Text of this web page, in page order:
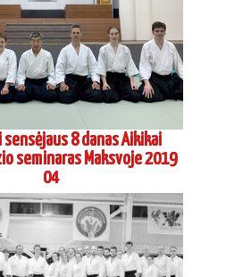
sensėjaus 8 danas Aikikai
seminaras Maksvoje 2019
04